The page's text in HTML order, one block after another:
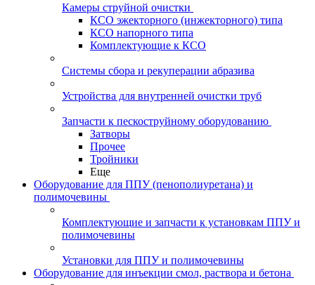
Камеры струйной очистки
КСО эжекторного (инжекторного) типа
КСО напорного типа
Комплектующие к КСО
Системы сбора и рекуперации абразива
Устройства для внутренней очистки труб
Запчасти к пескоструйному оборудованию
Затворы
Прочее
Тройники
Еще
Оборудование для ППУ (пенополиуретана) и
полимочевины
Комплектующие и запчасти к установкам ППУ и
полимочевины
Установки для ППУ и полимочевины
Оборудование для инъекции смол, раствора и бетона